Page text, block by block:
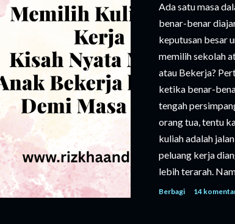
Ada satu masa
benar-benar
keputusan besar
memilih sekolah
atau Bekerja?
ketika benar-
tengah
orang tua, tentu
kuliah adalah
peluang kerja
lebih terarah.
kuliah semakin
Berbagi 14